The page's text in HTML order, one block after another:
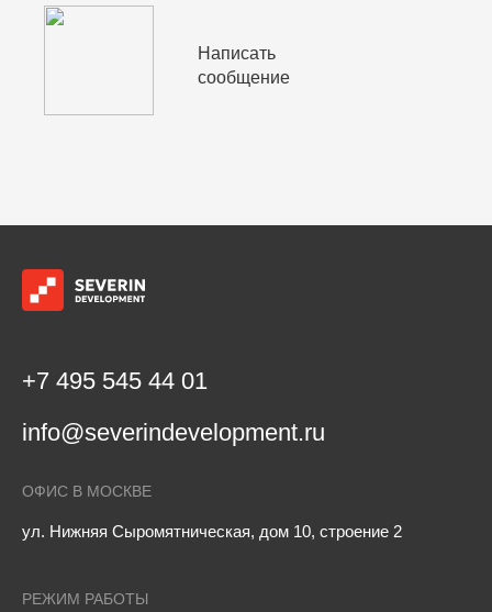
Написать
сообщение
+7 495 545 44 01
info@severindevelopment.ru
ОФИС В МОСКВЕ
ул. Нижняя Сыромятническая, дом 10, строение 2
РЕЖИМ РАБОТЫ